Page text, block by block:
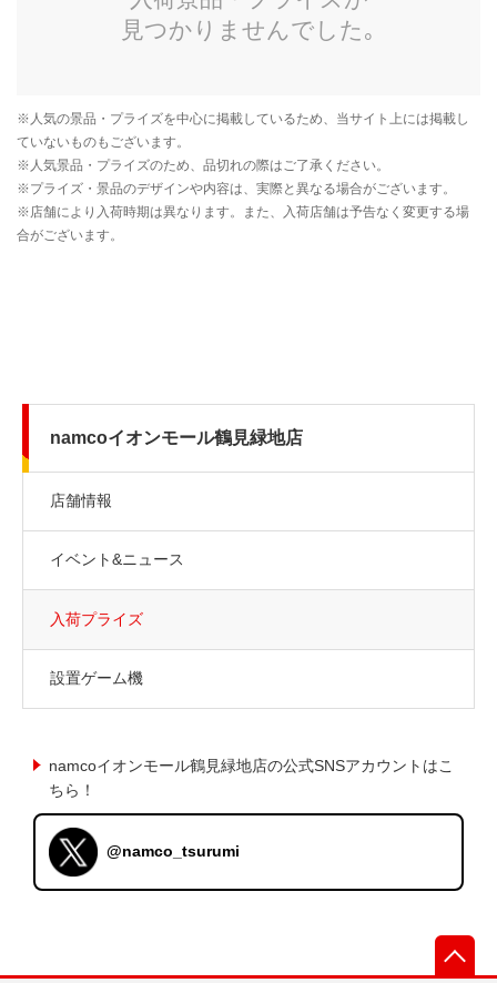
namcoイオンモール鶴見緑地店
店舗情報
イベント&ニュース
入荷プライズ
設置ゲーム機
namcoイオンモール鶴見緑地店の公式SNSアカウントはこ
ちら！
@namco_tsurumi